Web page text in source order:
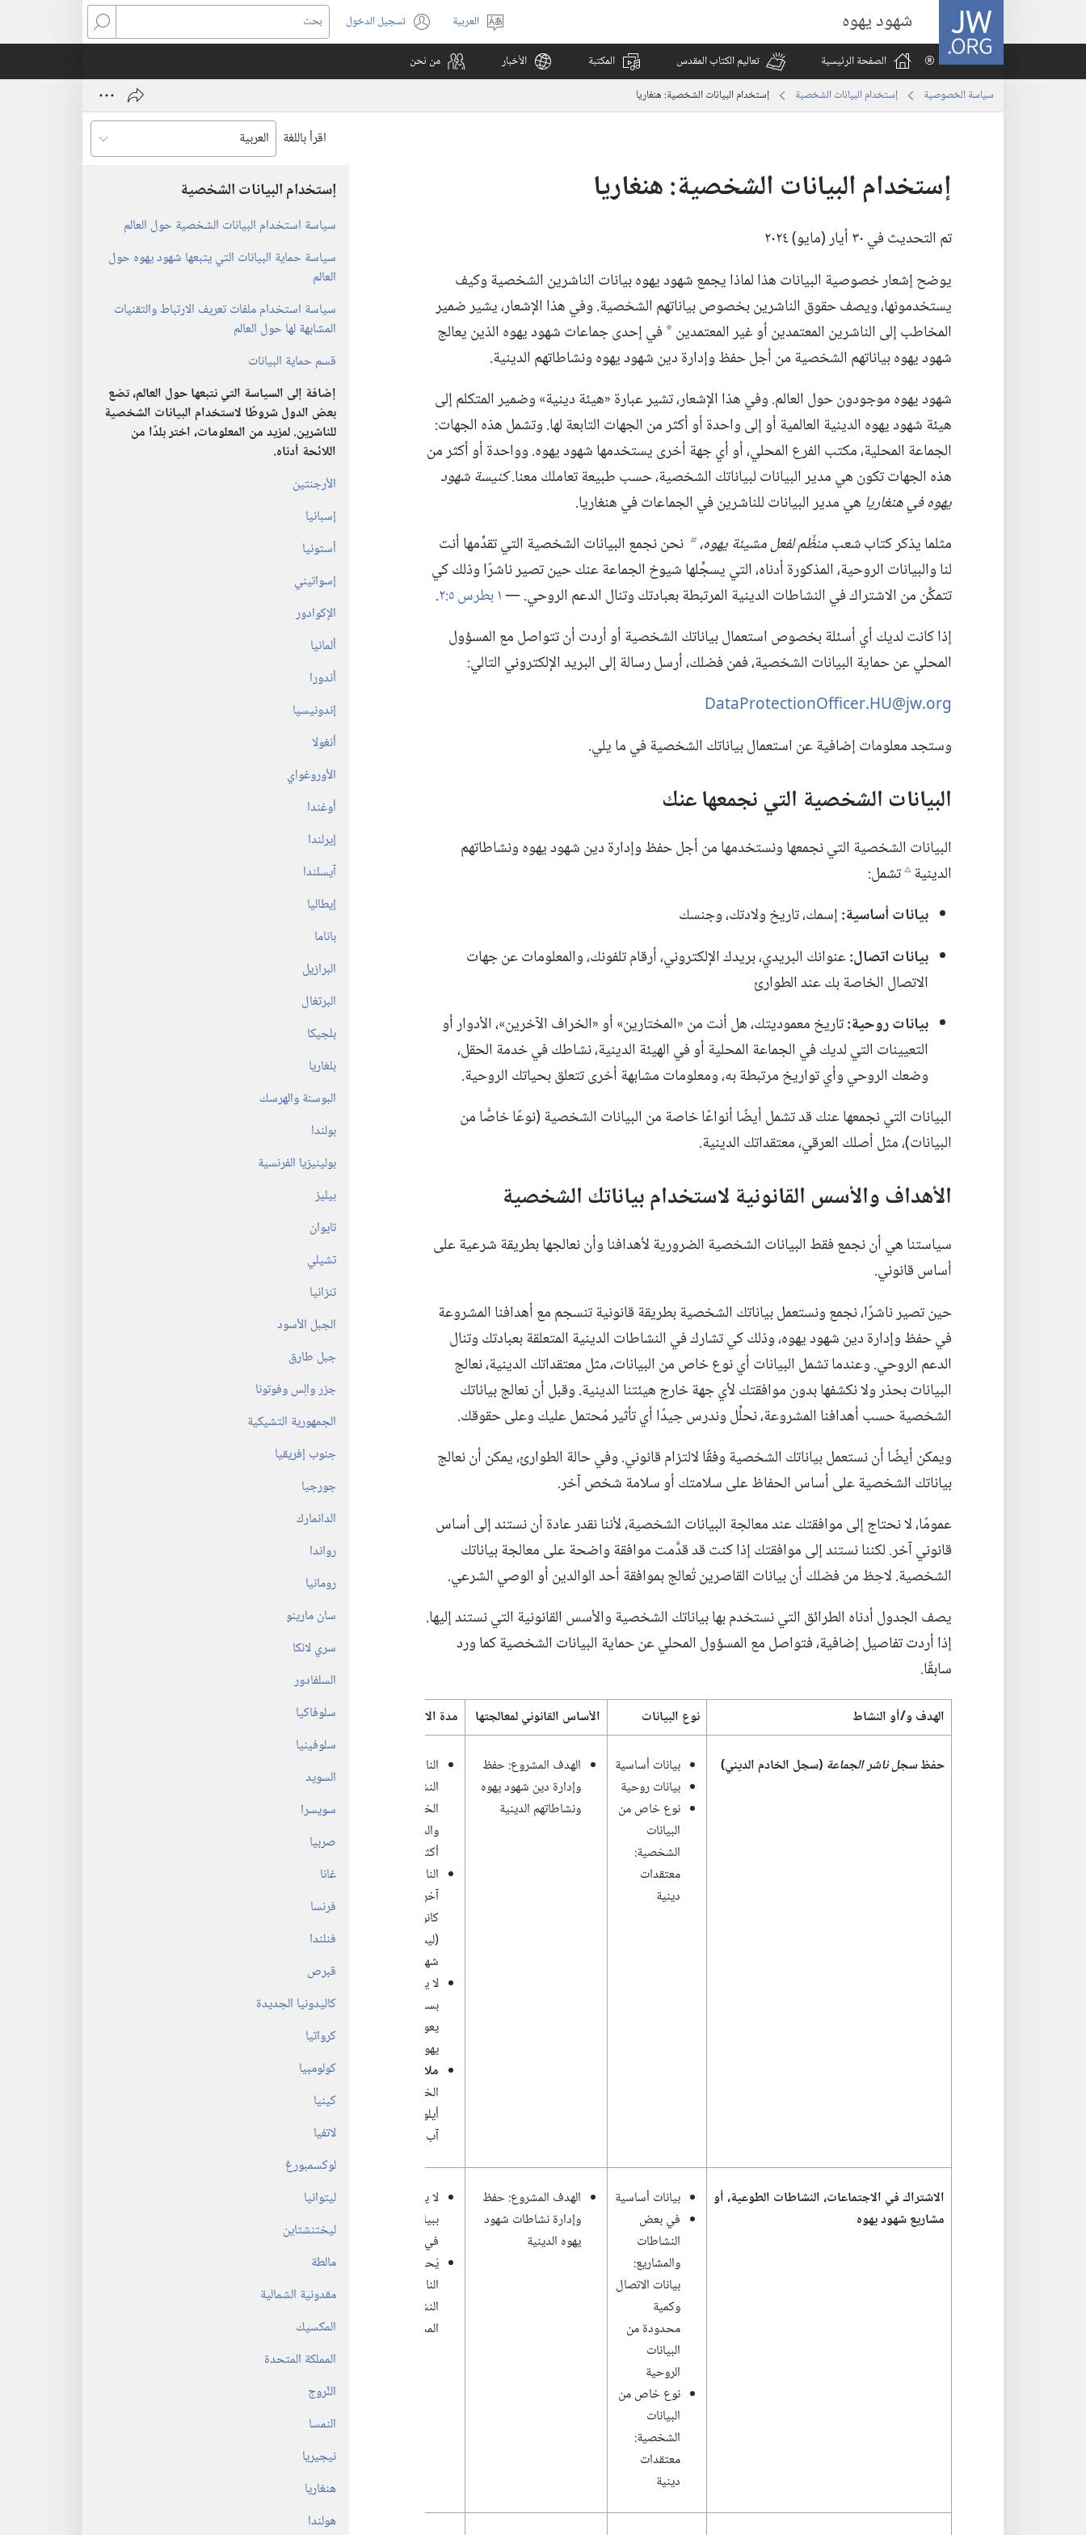
JW.ORG شهود يهوه
اختر
اللغة
العربية تسجيل الدخول
(يفتح
نافذة
بحث
الصفحة الرئيسية
تعاليم الكتاب المقدس المكتبة الأخبار من نحن
سياسة الخصوصية إستخدام البيانات الشخصية إستخدام البيانات الشخصية: هنغاريا
اقرأ باللغة
إستخدام البيانات الشخصية: هنغاريا
تم التحديث في ٣٠ أيار (‏مايو)‏ ٢٠٢٤
يوضح إشعار خصوصية البيانات هذا لماذا يجمع شهود يهوه بيانات الناشرين الشخصية وكيف
يستخدمونها،‏ ويصف حقوق الناشرين بخصوص بياناتهم الشخصية.‏ وفي هذا الإشعار،‏ يشير ضمير
المخاطب إلى الناشرين المعتمدين أو غير المعتمدين a في إحدى جماعات شهود يهوه الذين يعالج
شهود يهوه بياناتهم الشخصية من أجل حفظ وإدارة دين شهود يهوه ونشاطاتهم الدينية.‏
شهود يهوه موجودون حول العالم.‏ وفي هذا الإشعار،‏ تشير عبارة «هيئة دينية» وضمير المتكلم إلى
هيئة شهود يهوه الدينية العالمية أو إلى واحدة أو أكثر من الجهات التابعة لها.‏ وتشمل هذه الجهات:‏
الجماعة المحلية،‏ مكتب الفرع المحلي،‏ أو أي جهة أخرى يستخدمها شهود يهوه.‏ وواحدة أو أكثر من
هذه الجهات تكون هي مدير البيانات لبياناتك الشخصية،‏ حسب طبيعة تعاملك معنا.‏كنيسة شهود
يهوه في هنغاريا هي مدير البيانات للناشرين في الجماعات في هنغاريا.‏
مثلما يذكر كتابشعب منظَّم لفعل مشيئة يهوه،‏b نحن نجمع البيانات الشخصية التي تقدِّمها أنت
لنا والبيانات الروحية،‏ المذكورة أدناه،‏ التي يسجِّلها شيوخ الجماعة عنك حين تصير ناشرًا وذلك كي
تتمكَّن من الاشتراك في النشاطات الدينية المرتبطة بعبادتك وتنال الدعم الروحي.‏ —‏١ بطرس ٥:‏٢
‏.‏
إذا كانت لديك أي أسئلة بخصوص استعمال بياناتك الشخصية أو أردت أن تتواصل مع المسؤول
المحلي عن حماية البيانات الشخصية،‏ فمن فضلك،‏ أرسل رسالة إلى البريد الإلكتروني التالي:‏
DataProtectionOfficer.‎HU@jw.‎org
وستجد معلومات إضافية عن استعمال بياناتك الشخصية في ما يلي.‏
البيانات الشخصية التي نجمعها عنك
البيانات الشخصية التي نجمعها ونستخدمها من أجل حفظ وإدارة دين شهود يهوه ونشاطاتهم
الدينية cتشمل:‏
بيانات أساسية:‏إسمك،‏ تاريخ ولادتك،‏ وجنسك
بيانات اتصال:‏عنوانك البريدي،‏ بريدك الإلكتروني،‏ أرقام تلفونك،‏ والمعلومات عن جهات
الاتصال الخاصة بك عند الطوارئ
بيانات روحية:‏تاريخ معموديتك،‏ هل أنت من «المختارين» أو «الخراف الآخرين»،‏ الأدوار أو
التعيينات التي لديك في الجماعة المحلية أو في الهيئة الدينية،‏ نشاطك في خدمة الحقل،‏
وضعك الروحي وأي تواريخ مرتبطة به،‏ ومعلومات مشابهة أخرى تتعلق بحياتك الروحية.‏
البيانات التي نجمعها عنك قد تشمل أيضًا أنواعًا خاصة من البيانات الشخصية (‏نوعًا خاصًّا من
البيانات)‏،‏ مثل أصلك العرقي،‏ معتقداتك الدينية.‏
الأهداف والأسس القانونية لاستخدام بياناتك الشخصية
سياستنا هي أن نجمع فقط البيانات الشخصية الضرورية لأهدافنا وأن نعالجها بطريقة شرعية على
أساس قانوني.‏
حين تصير ناشرًا،‏ نجمع ونستعمل بياناتك الشخصية بطريقة قانونية تنسجم مع أهدافنا المشروعة
في حفظ وإدارة دين شهود يهوه،‏ وذلك كي تشارك في النشاطات الدينية المتعلقة بعبادتك وتنال
الدعم الروحي.‏ وعندما تشمل البيانات أي نوع خاص من البيانات،‏ مثل معتقداتك الدينية،‏ نعالج
البيانات بحذر ولا نكشفها بدون موافقتك لأي جهة خارج هيئتنا الدينية.‏ وقبل أن نعالج بياناتك
الشخصية حسب أهدافنا المشروعة،‏ نحلِّل وندرس جيدًا أي تأثير مُحتمل عليك وعلى حقوقك.‏
ويمكن أيضًا أن نستعمل بياناتك الشخصية وفقًا لالتزام قانوني.‏ وفي حالة الطوارئ،‏ يمكن أن نعالج
بياناتك الشخصية على أساس الحفاظ على سلامتك أو سلامة شخص آخر.‏
عمومًا،‏ لا نحتاج إلى موافقتك عند معالجة البيانات الشخصية،‏ لأننا نقدر عادة أن نستند إلى أساس
قانوني آخر.‏ لكننا نستند إلى موافقتك إذا كنت قد قدَّمت موافقة واضحة على معالجة بياناتك
الشخصية.‏ لاحِظ من فضلك أن بيانات القاصرين تُعالج بموافقة أحد الوالدين أو الوصي الشرعي.‏
يصف الجدول أدناه الطرائق التي نستخدم بها بياناتك الشخصية والأسس القانونية التي نستند إليها.‏
إذا أردت تفاصيل إضافية،‏ فتواصل مع المسؤول المحلي عن حماية البيانات الشخصية كما ورد
سابقًا.‏
الهدف و/‏أو النشاط نوع البيانات الأساس القانوني لمعالجتها مدة الاحتفاظ بها
حفظسجل ناشر الجماعة (‏سجل الخادم الديني)‏
بيانات أساسية
بيانات روحية
نوع خاص من
البيانات
الشخصية:‏
معتقدات
دينية
الهدف المشروع:‏ حفظ
وإدارة دين شهود يهوه
ونشاطاتهم الدينية
الناشرون
النشيطون:‏ سنة
الخدمة الحالية
والسابقة (‏ليس
أكثر من ٢٤ شهرًا)‏
الناشرون الخاملون:‏
آخر سنة خدمة
كانوا فيها نشيطين
شهرًا)‏
لا يتم الاحتفاظ
بسجلات الذين لم
يعودوا من شهود
يهوه
ملاحظة:‏
الخدمة هي من
أيلول (‏سبتمبر)‏ إلى
آب (‏أغسطس)‏
الاشتراك في الاجتماعات،‏ النشاطات الطوعية،‏ أو
مشاريع شهود يهوه
بيانات أساسية
في بعض
النشاطات
والمشاريع:‏
بيانات الاتصال
وكمية
محدودة من
البيانات
الروحية
نوع خاص من
البيانات
الشخصية:‏
معتقدات
دينية
الهدف المشروع:‏ حفظ
وإدارة نشاطات شهود
يهوه الدينية
لا يتم الاحتفاظ
ببيانات الاشتراك
في الاجتماعات
يُحتفظ بها ما دام
الناشر يشترك في
النشاطات أو
المشاريع الطوعية
إستخدام البيانات الشخصية
سياسة استخدام البيانات الشخصية حول العالم
سياسة حماية البيانات التي يتبعها شهود يهوه حول
العالم
سياسة استخدام ملفات تعريف الارتباط والتقنيات
المشابهة لها حول العالم
قسم حماية البيانات
إضافة إلى السياسة التي نتبعها حول العالم،‏ تضع
بعض الدول شروطًا لاستخدام البيانات الشخصية
للناشرين.‏ لمزيد من المعلومات،‏ اختر بلدًا من
اللائحة أدناه.‏
الأرجنتين
إسبانيا
أستونيا
إسواتيني
الإكوادور
ألمانيا
أندورا
إندونيسيا
أنغولا
الأوروغواي
أوغندا
إيرلندا
آيسلندا
إيطاليا
باناما
البرازيل
البرتغال
بلجيكا
بلغاريا
البوسنة والهرسك
بولندا
بولينيزيا الفرنسية
بيليز
تايوان
تشيلي
تنزانيا
الجبل الأسود
جبل طارق
جزر والِس وفوتونا
الجمهورية التشيكية
جنوب إفريقيا
جورجيا
الدانمارك
رواندا
رومانيا
سان مارينو
سري لانكا
السلفادور
سلوفاكيا
سلوفينيا
السويد
سويسرا
صربيا
غانا
فرنسا
فنلندا
قبرص
كاليدونيا الجديدة
كرواتيا
كولومبيا
كينيا
لاتفيا
لوكسمبورغ
ليتوانيا
ليختنشتاين
مالطة
مقدونية الشمالية
المكسيك
المملكة المتحدة
النَّروج
النمسا
نيجيريا
هنغاريا
هولندا